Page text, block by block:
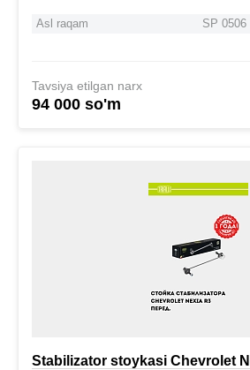
Asl raqam SP 0506
Tavsiya etilgan narx
94 000 so'm
Stabilizator stoykasi Chevrolet